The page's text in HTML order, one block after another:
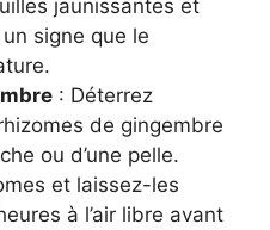
jaunissantes et
signe que le
: Déterrez
de gingembre
ou d’une pelle.
et laissez-les
à l’air libre avant